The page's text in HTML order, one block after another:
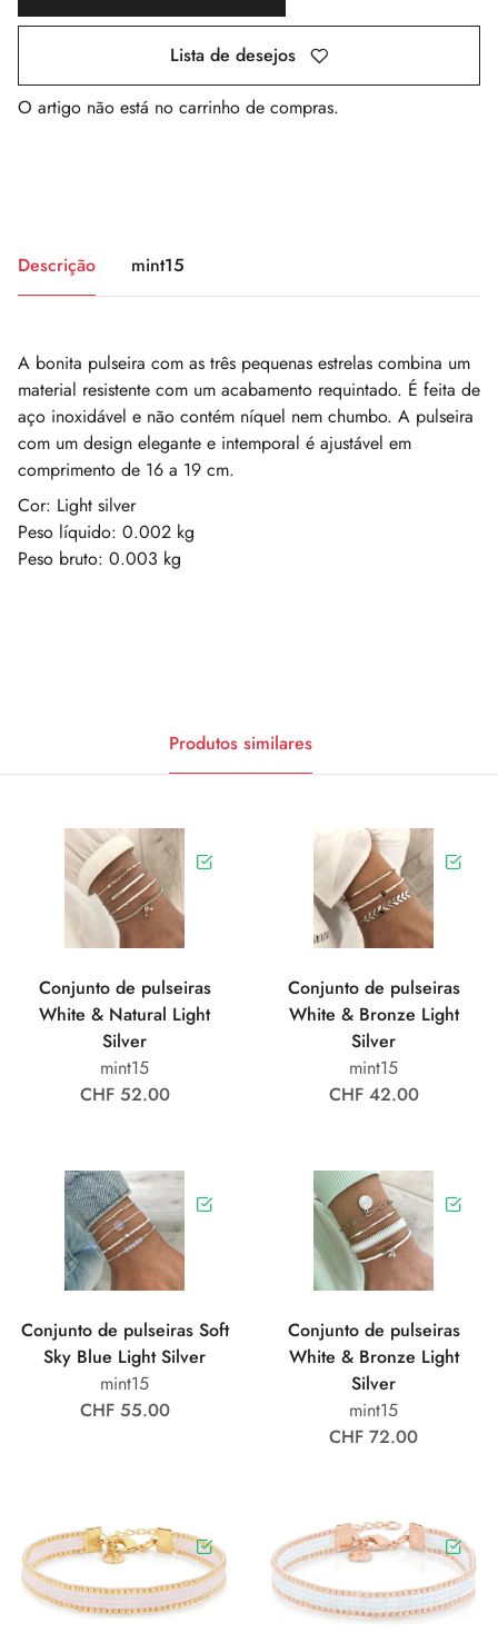
Lista de desejos
O artigo não está no carrinho de compras.
Descrição mint15
A bonita pulseira com as três pequenas estrelas combina um
material resistente com um acabamento requintado. É feita de
aço inoxidável e não contém níquel nem chumbo. A pulseira
com um design elegante e intemporal é ajustável em
comprimento de 16 a 19 cm.
Cor: Light silver
Peso líquido: 0.002 kg
Peso bruto: 0.003 kg
Produtos similares
Conjunto de pulseiras
White & Natural Light
Silver
mint15
CHF 52.00
Conjunto de pulseiras
White & Bronze Light
Silver
mint15
CHF 42.00
Conjunto de pulseiras Soft
Sky Blue Light Silver
mint15
CHF 55.00
Conjunto de pulseiras
White & Bronze Light
Silver
mint15
CHF 72.00